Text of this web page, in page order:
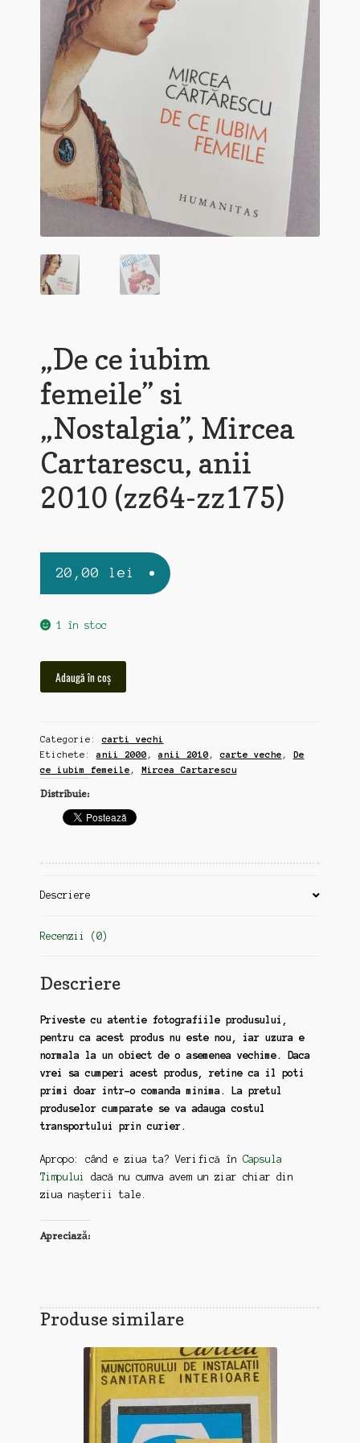
„De ce iubim
femeile” si
„Nostalgia”, Mircea
Cartarescu, anii
2010 (zz64-zz175)
20,00 lei
1 în stoc
femeile"
si
"Nostalgia",
Mircea
Cartarescu,
(zz64-
Adaugă în coș
Categorie:carti vechi
Etichete:anii 2000 ,anii 2010 ,carte veche , De
ce iubim femeile , Mircea Cartarescu
Distribuie:
Descriere
Recenzii (0)
Descriere
Priveste cu atentie fotografiile produsului,
pentru ca acest produs nu este nou, iar uzura e
normala la un obiect de o asemenea vechime. Daca
vrei sa cumperi acest produs, retine ca il poti
primi doar intr-o comanda minima. La pretul
produselor cumparate se va adauga costul
transportului prin curier.
Apropo: când e ziua ta? Verifică în Capsula
Timpului
dacă nu cumva avem un ziar chiar din
ziua nașterii tale.
Apreciază:
Produse similare